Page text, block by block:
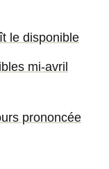
le disponible
mi-avril
prononcée